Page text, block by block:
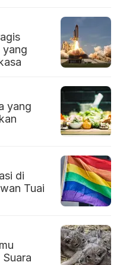
yang
yang
di
Tuai